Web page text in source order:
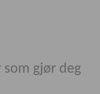
gjør deg